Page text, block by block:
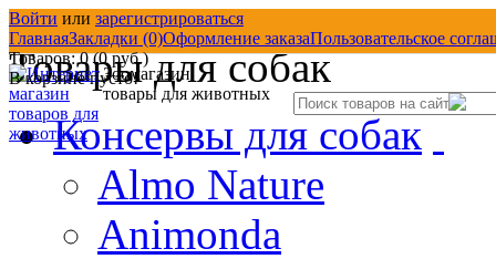
Войти или зарегистрироваться
ГлавнаяЗакладки (0)Оформление заказаПользовательское
Товаров: 0 (0 руб.)
В корзине пусто!Зоомагазин
товары для животных
Товары для собак
Консервы для собак
Almo Nature
Animonda